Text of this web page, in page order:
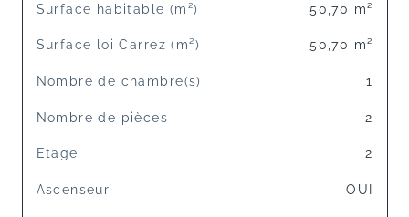
Surface habitable (m²) 50,70 m²
Surface loi Carrez (m²) 50,70 m²
Nombre de chambre(s) 1
Nombre de pièces 2
Etage 2
Ascenseur OUI